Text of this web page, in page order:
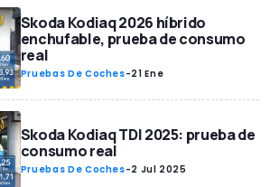
Skoda Kodiaq 2026 híbrido
enchufable, prueba de consumo
real
Pruebas De Coches-21 Ene
Skoda Kodiaq TDI 2025: prueba de
consumo real
Pruebas De Coches-2 Jul 2025